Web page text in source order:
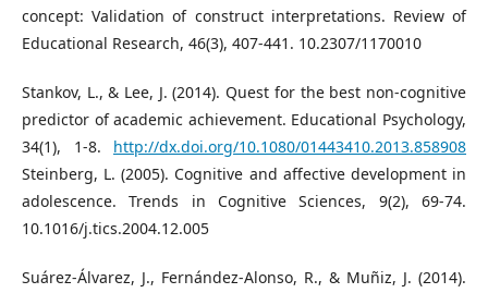
concept: Validation of construct interpretations. Review of
Educational Research, 46(3), 407-441. 10.2307/1170010
Stankov, L., & Lee, J. (2014). Quest for the best non-cognitive
predictor of academic achievement. Educational Psychology,
34(1), 1-8. http://dx.doi.org/10.1080/01443410.2013.858908
Steinberg, L. (2005). Cognitive and affective development in
adolescence. Trends in Cognitive Sciences, 9(2), 69-74.
10.1016/j.tics.2004.12.005
Suárez-Álvarez, J., Fernández-Alonso, R., & Muñiz, J. (2014).